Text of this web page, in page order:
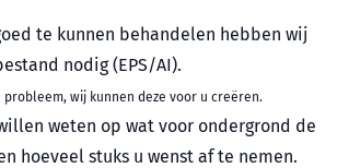
te kunnen behandelen hebben wij
nodig (EPS/AI).
probleem, wij kunnen deze voor u creëren.
weten op wat voor ondergrond de
hoeveel stuks u wenst af te nemen.